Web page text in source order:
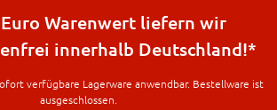
Warenwert liefern wir
innerhalb Deutschland!*
verfügbare Lagerware anwendbar. Bestellware ist
ausgeschlossen.